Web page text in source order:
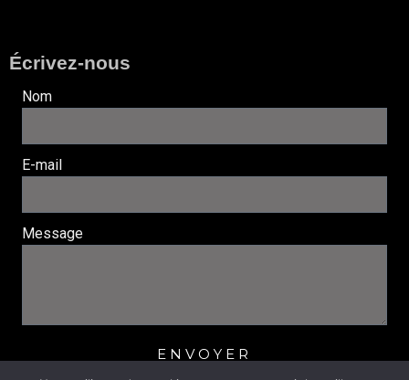
Écrivez-nous
Nom
E-mail
Message
ENVOYER